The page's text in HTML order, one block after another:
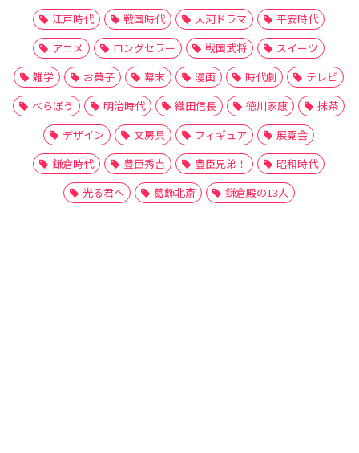
江戸時代 戦国時代 大河ドラマ
平安時代
アニメ
ロングセラー 戦国武将
スイーツ
雑学
お菓子 幕末 漫画 時代劇
テレビ
べらぼう
明治時代 織田信長 徳川家康
抹茶
デザイン
文房具 フィギュア
展覧会
鎌倉時代
豊臣秀吉 豊臣兄弟！
昭和時代
光る君へ
葛飾北斎 鎌倉殿の13人